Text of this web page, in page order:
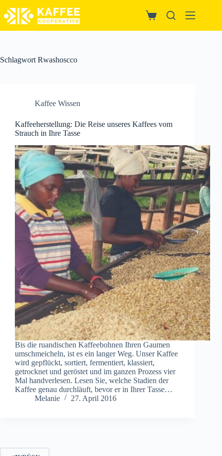
Inhalt
springen
Warenkorb
Schlagwort Rwashoscco
Kaffee Wissen
Kaffeeherstellung: Die Reise unseres Kaffees vom
Strauch in Ihre Tasse
Bis die ruandischen Kaffeebohnen Ihren Gaumen
umschmeicheln, ist es ein langer Weg. Unser Kaffee
wird gepflückt, sortiert, fermentiert, klassiert,
getrocknet und geröstet und im ganzen Prozess vier
Mal handverlesen. Lesen Sie, welche Stadien der
Kaffee genau durchläuft, bevor er in Ihrer Tasse…
Melanie
27. April 2016